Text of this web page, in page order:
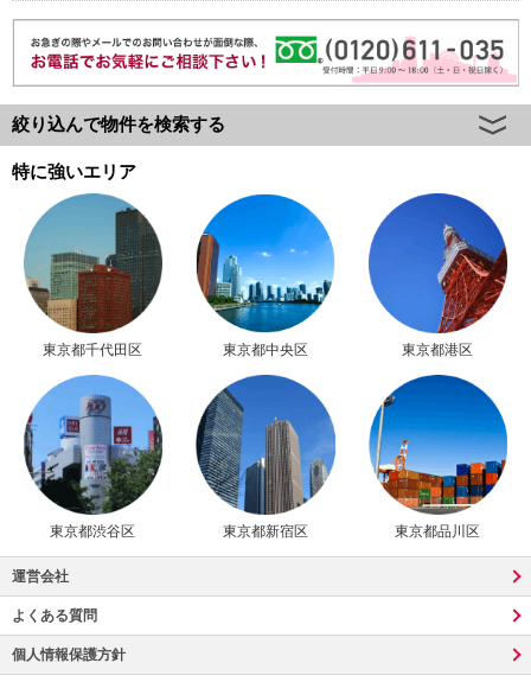
絞り込んで物件を検索する
特に強いエリア
東京都千代田区 東京都中央区 東京都港区
東京都渋谷区 東京都新宿区 東京都品川区
運営会社
よくある質問
個人情報保護方針